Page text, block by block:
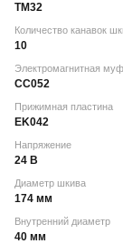
TM32
Количество канавок
10
Электромагнитная
CC052
Прижимная пластина
EK042
Напряжение
24 В
Диаметр шкива
174 мм
Внутренний диаметр
40 мм